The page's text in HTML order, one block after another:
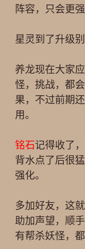
阵容，只会更
星灵到了升级
养龙现在大家
怪，挑战，都
果，不过前期
用。
铭石记得收了
背水点了后很
强化。
多加好友，这
助加声望，顺
有帮杀妖怪，